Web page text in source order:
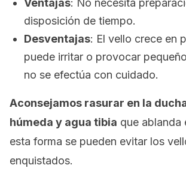
Ventajas: No necesita
disposición de tiempo.
Desventajas: El vello crece en
puede irritar o provocar
no se efectúa con cuidado.
Aconsejamos rasurar en la
húmeda y agua tibia que ablanda
esta forma se pueden evitar los
enquistados.